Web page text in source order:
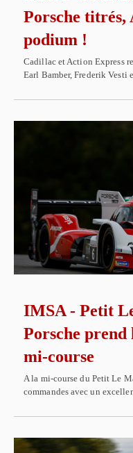
Porsche
podium !
Cadillac et Action Express
Earl Bamber, Frederik Vesti
IMSA - Petit
Porsche prend
mi-course
A la mi-course du Petit Le
commandes avec un